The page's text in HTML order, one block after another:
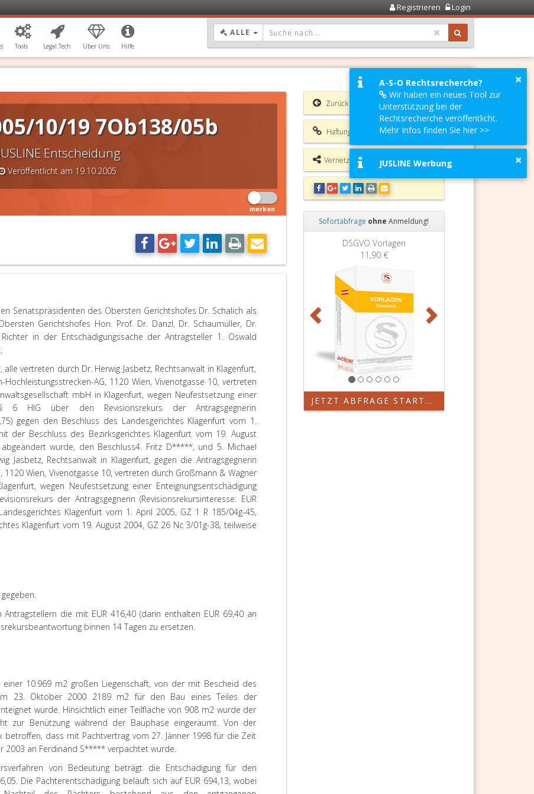
Registrieren Login
Tools Legal.Tech Über Uns Hilfe
ALLE DROPDOWN: GEWÄHLTER WERT IST ALLE
10/19 7Ob138/05b
Entscheidung
Veröffentlicht am 19.10.2005
merken
Senatspräsidenten des Obersten Gerichtshofes Dr. Schalich als
Gerichtshofes Hon. Prof. Dr. Danzl, Dr. Schaumüller, Dr.
in der Entschädigungssache der Antragsteller 1. Oswald
vertreten durch Dr. Herwig Jasbetz, Rechtsanwalt in Klagenfurt,
Hochleistungsstrecken-AG, 1120 Wien, Vivenotgasse 10, vertreten
mbH in Klagenfurt, wegen Neufestsetzung einer
§ 6 HIG über den Revisionsrekurs der Antragsgegnerin
gegen den Beschluss des Landesgerichtes Klagenfurt vom 1.
der Beschluss des Bezirksgerichtes Klagenfurt vom 19. August
wurde, den Beschluss4. Fritz D*****, und 5. Michael
Jasbetz, Rechtsanwalt in Klagenfurt, gegen die Antragsgegnerin
1120 Wien, Vivenotgasse 10, vertreten durch Großmann & Wagner
wegen Neufestsetzung einer Enteignungsentschädigung
der Antragsgegnerin (Revisionsrekursinteresse: EUR
Klagenfurt vom 1. April 2005, GZ 1 R 185/04g-45,
Klagenfurt vom 19. August 2004, GZ 26 Nc 3/01g-38, teilweise
Antragstellern die mit EUR 416,40 (darin enthalten EUR 69,40 an
binnen 14 Tagen zu ersetzen.
10.969 m2 großen Liegenschaft, von der mit Bescheid des
23. Oktober 2000 2189 m2 für den Bau eines Teiles der
wurde. Hinsichtlich einer Teilfläche von 908 m2 wurde der
zur Benützung während der Bauphase eingeräumt. Von der
betroffen, dass mit Pachtvertrag vom 27. Jänner 1998 für die Zeit
2003 an Ferdinand S***** verpachtet wurde.
von Bedeutung beträgt die Entschädigung für den
Die Pächterentschädigung beläuft sich auf EUR 694,13, wobei
Zurück
Haftungsausschluss
Vernetzungsmöglichkeiten
Sofortabfrage ohne Anmeldung!
DSGVO Vorlagen
11,90 €
Grundbuchauszug
11,90 €
Zurück
JETZT ABFRAGE STARTEN
×
A-S-O Rechtsrecherche?
Wir haben ein neues Tool zur
Unterstützung bei der
Rechtsrecherche veröffentlicht.
Mehr Infos finden Sie hier >>
×
JUSLINE Werbung